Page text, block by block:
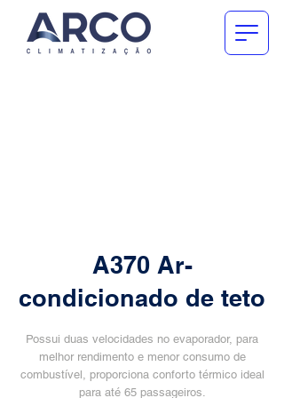
A370 Ar-
condicionado de teto
Possui duas velocidades no evaporador, para
melhor rendimento e menor consumo de
combustível, proporciona conforto térmico ideal
para até 65 passageiros.